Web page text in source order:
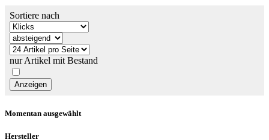
Sortiere nach
nur Artikel mit Bestand
Momentan ausgewählt
Hersteller